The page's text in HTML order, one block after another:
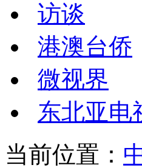
访谈
港澳台侨
微视界
东北亚电
当前位置：